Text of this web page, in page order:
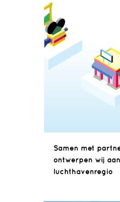
Samen met
ontwerpen wij
luchthavenregio